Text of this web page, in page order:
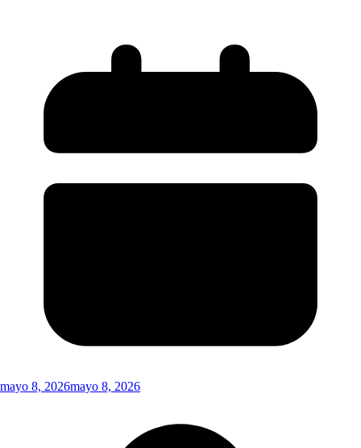
mayo 8, 2026mayo 8, 2026